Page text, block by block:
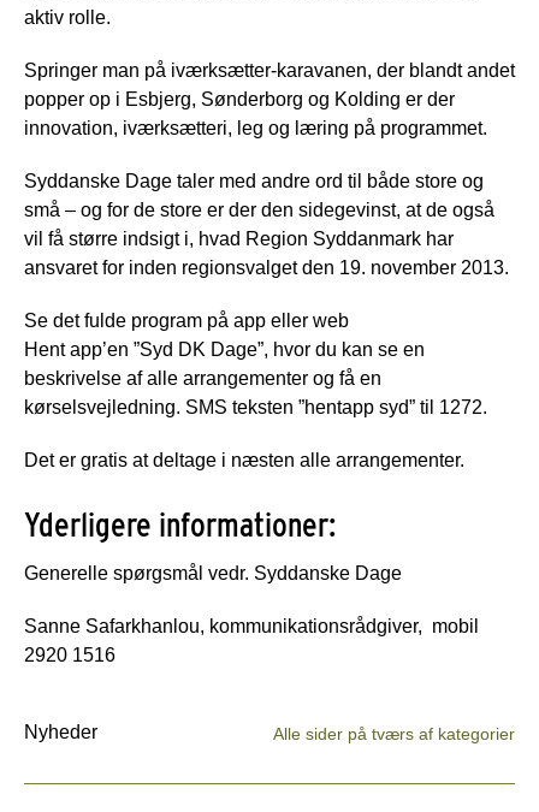
aktiv rolle.
Springer man på iværksætter-karavanen, der blandt andet
popper op i Esbjerg, Sønderborg og Kolding er der
innovation, iværksætteri, leg og læring på programmet.
Syddanske Dage taler med andre ord til både store og
små – og for de store er der den sidegevinst, at de også
vil få større indsigt i, hvad Region Syddanmark har
ansvaret for inden regionsvalget den 19. november 2013.
Se det fulde program på app eller web
Hent app’en ”Syd DK Dage”, hvor du kan se en
beskrivelse af alle arrangementer og få en
kørselsvejledning. SMS teksten ”hentapp syd” til 1272.
Det er gratis at deltage i næsten alle arrangementer.
Yderligere informationer:
Generelle spørgsmål vedr. Syddanske Dage
Sanne Safarkhanlou, kommunikationsrådgiver, mobil
2920 1516
Nyheder Alle sider på tværs af kategorier